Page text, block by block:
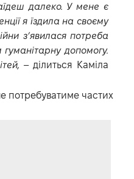
далеко. У мене є
я їздила на своєму
з’явилася потреба
допомогу.
– ділиться Каміла
потребуватиме частих